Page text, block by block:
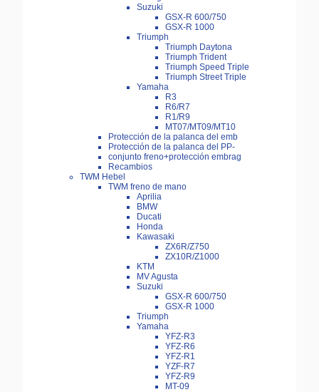
Suzuki
GSX-R 600/750
GSX-R 1000
Triumph
Triumph Daytona
Triumph Trident
Triumph Speed Triple
Triumph Street Triple
Yamaha
R3
R6/R7
R1/R9
MT07/MT09/MT10
Protección de la palanca del emb
Protección de la palanca del PP-
conjunto freno+protección embrag
Recambios
TWM Hebel
TWM freno de mano
Aprilia
BMW
Ducati
Honda
Kawasaki
ZX6R/Z750
ZX10R/Z1000
KTM
MV Agusta
Suzuki
GSX-R 600/750
GSX-R 1000
Triumph
Yamaha
YFZ-R3
YFZ-R6
YFZ-R1
YZF-R7
YFZ-R9
MT-09